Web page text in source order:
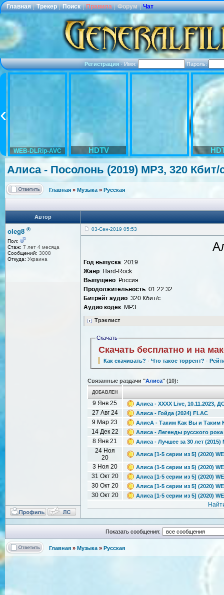
Главная | Трекер | Поиск | Правила | Форум | Чат
Регистрация·Имя: Пароль:
WEB-DLRip-AVC HDTV
Алиса - Посолонь (2019) MP3, 320 Кбит/
Главная » Музыка » Русская
Автор
oleg8 ®
Пол:
Стаж: 7 лет 4 месяца
Сообщений: 3008
Откуда: Украина
03-Сен-2019 05:53
Год выпуска: 2019
Жанр: Hard-Rock
Выпущено: Россия
Продолжительность: 01:22:32
Битрейт аудио: 320 Кбит/с
Аудио кодек: MP3
Трэклист
Скачать
Скачать бесплатно и на
Как скачивать? · Что такое торрент? ·
Связанные раздачи "Алиса" (10):
ДОБАВЛЕН
9 Янв 25 Алиса - XXXX Live, 10.11.2023,
27 Авг 24 Алиса - Гойда (2024) FLAC
9 Мар 23 АлисА - Таким Как Вы и Таким
14 Дек 22 Алиса - Легенды русского рока
8 Янв 21 Алиса - Лучшее за 30 лет (2015)
24 Ноя
20
Алиса [1-5 серии из 5] (2020)
3 Ноя 20 Алиса (1-5 серии из 5) (2020)
31 Окт 20 Алиса [1-5 серии из 5] (2020)
30 Окт 20 Алиса [1-5 серии из 5] (2020)
30 Окт 20 Алиса [1-5 серии из 5] (2020)
Показать сообщения:
Главная » Музыка » Русская